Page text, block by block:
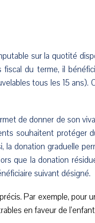
sur la quotité
du terme, il
tous les 15 ans).
de donner de son
souhaitent protéger
la donation graduelle
que la donation
suivant désigné.
Par exemple, pour
en faveur de